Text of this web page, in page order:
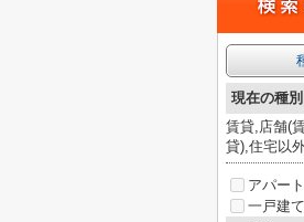
現在の種別
賃貸,店舗(
貸),住宅以
アパート
一戸建て